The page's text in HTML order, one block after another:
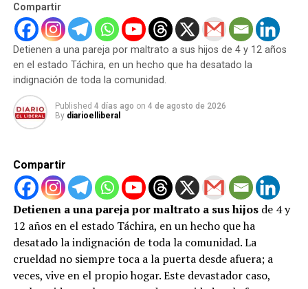
Sector Industrial y Privado:Para coordinar
esfuerzos y optimizar el uso de fuentes de
generación propia.
Academia y Científicos:Para aportar soluciones
Poder Popular:Para la vigilancia y el uso
El Gobierno reafirma que, a pesar del impacto de las
sanciones internacionales que han dificultado el
mantenimiento pleno, se están realizandoinversiones
estratégicasen infraestructura para robustecer la
generación a mediano y largo plazo.
Tolerancia Cero a la Minería
Compartir
Detienen a una pareja por maltrato a sus hijos de 4 y 12 años
en el estado Táchira, en un hecho que ha desatado la
indignación de toda la comunidad.
Published 4 días ago on 4 de agosto de 2026
By diarioelliberal
Compartir
Detienen a una pareja por maltrato a sus hijosde 4 y
12 años en el estado Táchira, en un hecho que ha
desatado la indignación de toda la comunidad. La
crueldad no siempre toca a la puerta desde afuera; a
veces, vive en el propio hogar. Este devastador caso,